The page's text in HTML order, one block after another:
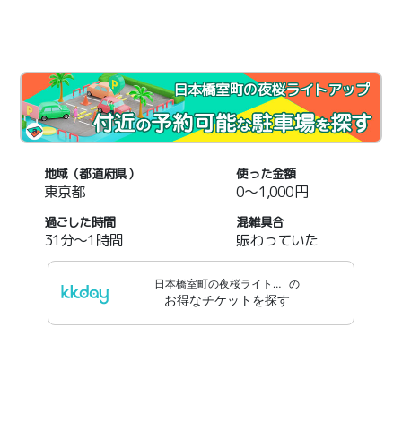
日本橋室町の夜桜ライトアップ
地域（都道府県）
東京都
使った金額
0～1,000円
過ごした時間
31分～1時間
混雑具合
賑わっていた
日本橋室町の夜桜ライトアップ の
お得なチケットを探す